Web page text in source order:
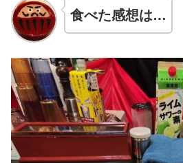
食べた感想は…